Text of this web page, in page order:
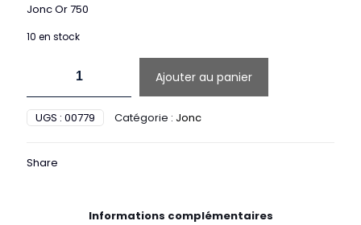
Jonc Or 750
10 en stock
Jonc
Or
Ajouter au panier
UGS : 00779 Catégorie : Jonc
Share
Informations complémentaires